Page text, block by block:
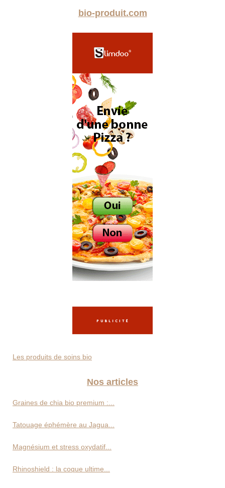
bio-produit.com
Les produits de soins bio
Nos articles
Graines de chia bio premium :...
Tatouage éphémère au Jagua...
Magnésium et stress oxydatif...
Rhinoshield : la coque ultime...